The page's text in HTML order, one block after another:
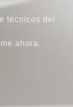
técnicos del
ahora.